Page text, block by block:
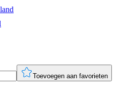
Toevoegen aan favorieten